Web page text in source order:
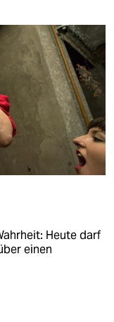
Heute darf
einen